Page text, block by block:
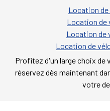
Location de
Location de
Location de
Location de
Profitez d'un large choix de
réservez dès maintenant
votre